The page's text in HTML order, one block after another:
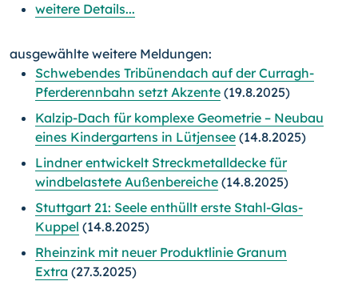
weitere Details...
ausgewählte weitere Meldungen:
Schwebendes Tribünendach auf der Curragh-
Pferderennbahn setzt Akzente (19.8.2025)
Kalzip-Dach für komplexe Geometrie – Neubau
eines Kindergartens in Lütjensee (14.8.2025)
Lindner entwickelt Streckmetalldecke für
windbelastete Außenbereiche (14.8.2025)
Stuttgart 21: Seele enthüllt erste Stahl-Glas-
Kuppel (14.8.2025)
Rheinzink mit neuer Produktlinie Granum
Extra (27.3.2025)